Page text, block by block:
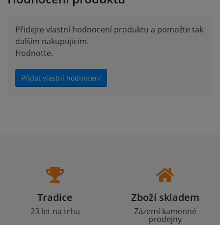
Přidejte vlastní hodnocení produktu a pomožte tak
dalším nakupujícím.
Hodnoťte.
Přidat vlastní hodnocení
Tradice
23 let na trhu
Zboží skladem
Zázemí kamenné
prodejny